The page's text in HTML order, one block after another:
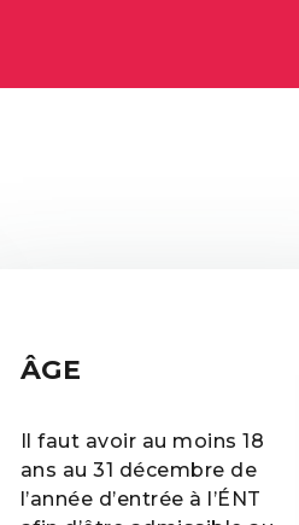
ÂGE
Il faut avoir au moins 18
ans au 31 décembre de
l’année d’entrée à l’ÉNT